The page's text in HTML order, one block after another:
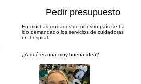
Pedir presupuesto
En muchas ciudades de nuestro país se ha
ido demandado los servicios de cuidadoras
en hospital.
¿A qué es una muy buena idea?